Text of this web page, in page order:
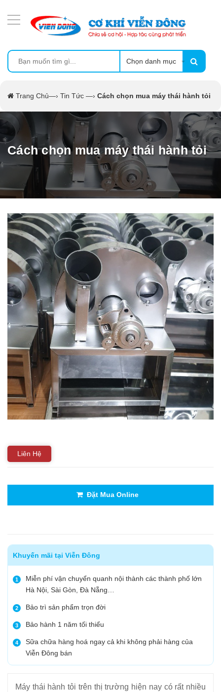
Chọn danh mục
Trang Chủ—› Tin Tức —› Cách chọn mua máy thái hành tỏi
Cách chọn mua máy thái hành tỏi
Liên Hệ
Đặt Mua Online
Khuyến mãi tại Viễn Đông
1
Miễn phí vận chuyển quanh nội thành các thành phố lớn
Hà Nội, Sài Gòn, Đà Nẵng…
2 Bảo trì sản phẩm trọn đời
3 Bảo hành 1 năm tối thiểu
4
Sữa chữa hàng hoá ngay cả khi không phải hàng của
Viễn Đông bán
Máy thái hành tỏi trên thị trường hiện nay có rất nhiều
MÁY ÉP MÍA TẠO BỌT
MÁY RỬA BÁT SIÊU ÂM
LÒ SẤY
MÁY SẤY THỰC PHẨM CÔNG NGHIỆP
CẨM NANG
THIẾT BỊ NHÀ BẾP
THIẾT BỊ NHÀ BẾP CAO CẤP
MÁY CHẾ BIẾN THỰC PHẨM
MÁY CHẾ BIẾN NÔNG SẢN
THIẾT BỊ LÀM ĐỒ ĂN NHANH
THIẾT BỊ LÀM BÁNH
MÁY ĐÓNG GÓI THỰC PHẨM
THIẾT BỊ LẠNH
THIẾT BỊ BẾP CÔNG NGHIỆP